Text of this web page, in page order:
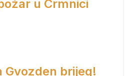
u Crmnici
Gvozden brijeg!